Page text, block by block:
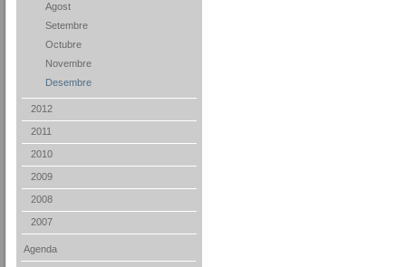
Agost
Setembre
Octubre
Novembre
Desembre
2012
2011
2010
2009
2008
2007
Agenda